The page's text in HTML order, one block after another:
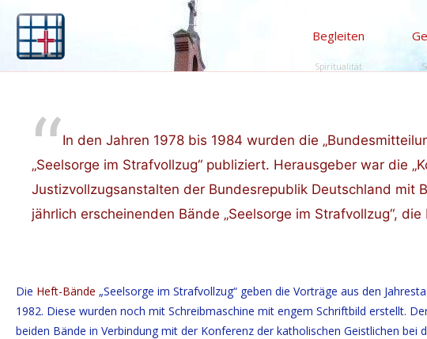
Begleiten
Spiritualität
In den Jahren 1978 bis 1984 wurden die
„Seelsorge im Strafvollzug“ publiziert. Herausgeber war die
Justizvollzugsanstalten der Bundesrepublik Deutschland mit
jährlich erscheinenden Bände „Seelsorge im Strafvollzug“,
Die Heft-Bände „Seelsorge im Strafvollzug“ geben die Vorträge aus den
1982. Diese wurden noch mit Schreibmaschine mit engem Schriftbild erstellt.
beiden Bände in Verbindung mit der Konferenz der katholischen Geistlichen bei